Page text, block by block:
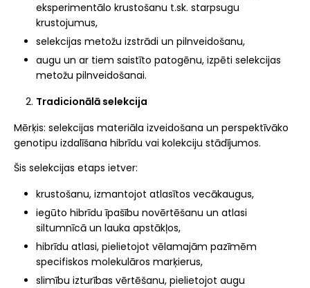
eksperimentālo krustošanu t.sk. starpsugu
krustojumus,
selekcijas metožu izstrādi un pilnveidošanu,
augu un ar tiem saistīto patogēnu, izpēti selekcijas
metožu pilnveidošanai.
Tradicionālā selekcija
Mērķis: selekcijas materiāla izveidošana un perspektīvāko
genotipu izdalīšana hibrīdu vai kolekciju stādījumos.
Šis selekcijas etaps ietver:
krustošanu, izmantojot atlasītos vecākaugus,
iegūto hibrīdu īpašību novērtēšanu un atlasi
siltumnīcā un lauka apstākļos,
hibrīdu atlasi, pielietojot vēlamajām pazīmēm
specifiskos molekulāros marķierus,
slimību izturības vērtēšanu, pielietojot augu